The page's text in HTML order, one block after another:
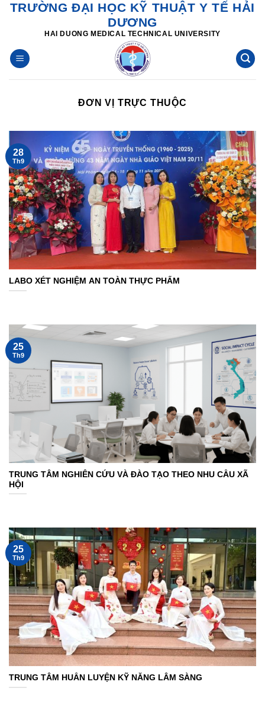
SkipTRƯỜNG ĐẠI HỌC KỸ THUẬT Y TẾ HẢI
DƯƠNG
HAI DUONG MEDICAL TECHNICAL UNIVERSITY
ĐƠN VỊ TRỰC THUỘC
LABO XÉT NGHIỆM AN TOÀN THỰC PHẨM
28
Th9
TRUNG TÂM NGHIÊN CỨU VÀ ĐÀO TẠO THEO NHU CẦU XÃ
HỘI
25
Th9
TRUNG TÂM HUẤN LUYỆN KỸ NĂNG LÂM SÀNG
25
Th9